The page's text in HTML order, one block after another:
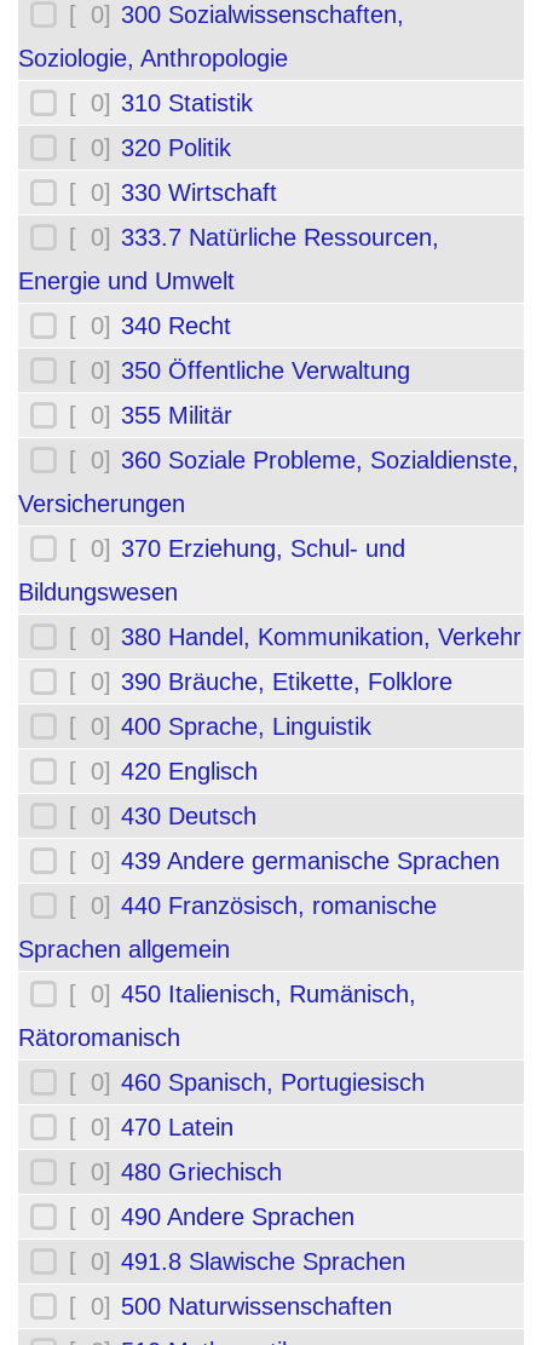
[ 0] 300 Sozialwissenschaften,
Soziologie, Anthropologie
[ 0] 310 Statistik
[ 0] 320 Politik
[ 0] 330 Wirtschaft
[ 0] 333.7 Natürliche Ressourcen,
Energie und Umwelt
[ 0] 340 Recht
[ 0] 350 Öffentliche Verwaltung
[ 0] 355 Militär
[ 0] 360 Soziale Probleme, Sozialdienste,
Versicherungen
[ 0] 370 Erziehung, Schul- und
Bildungswesen
[ 0] 380 Handel, Kommunikation, Verkehr
[ 0] 390 Bräuche, Etikette, Folklore
[ 0] 400 Sprache, Linguistik
[ 0] 420 Englisch
[ 0] 430 Deutsch
[ 0] 439 Andere germanische Sprachen
[ 0] 440 Französisch, romanische
Sprachen allgemein
[ 0] 450 Italienisch, Rumänisch,
Rätoromanisch
[ 0] 460 Spanisch, Portugiesisch
[ 0] 470 Latein
[ 0] 480 Griechisch
[ 0] 490 Andere Sprachen
[ 0] 491.8 Slawische Sprachen
[ 0] 500 Naturwissenschaften